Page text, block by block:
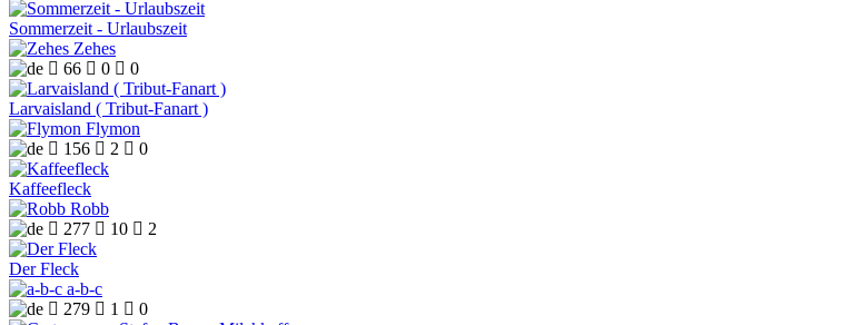
Sommerzeit - Urlaubszeit
Zehes
 66  0  0
Larvaisland ( Tribut-Fanart )
Flymon
 156  2  0
Kaffeefleck
Robb
 277  10  2
Der Fleck
a-b-c
 279  1  0